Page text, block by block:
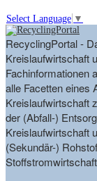
Select Language ▼
RecyclingPortal -
Kreislaufwirtschaft
Fachinformationen
alle Facetten eines
Kreislaufwirtschaft
der (Abfall-)
Kreislaufwirtschaft
(Sekundär-)